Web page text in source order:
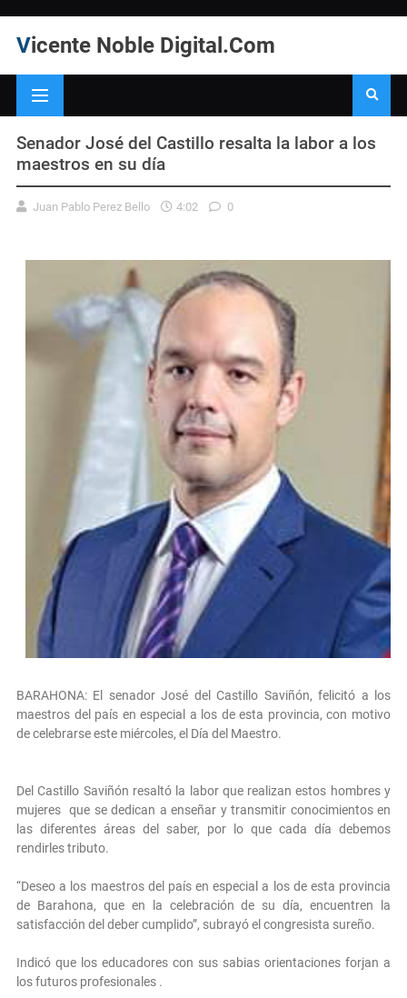
Vicente Noble Digital.Com
Senador José del Castillo resalta la labor a los
maestros en su día
Juan Pablo Perez Bello 4:02 0
BARAHONA: El senador José del Castillo Saviñón, felicitó a los
maestros del país en especial a los de esta provincia, con motivo
de celebrarse este miércoles, el Día del Maestro.
Del Castillo Saviñón resaltó la labor que realizan estos hombres y
mujeres que se dedican a enseñar y transmitir conocimientos en
las diferentes áreas del saber, por lo que cada día debemos
rendirles tributo.
“Deseo a los maestros del país en especial a los de esta provincia
de Barahona, que en la celebración de su día, encuentren la
satisfacción del deber cumplido”, subrayó el congresista sureño.
Indicó que los educadores con sus sabias orientaciones forjan a
los futuros profesionales .